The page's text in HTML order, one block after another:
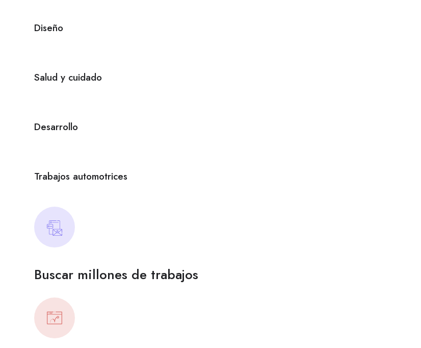
Diseño
Salud y cuidado
Desarrollo
Trabajos automotrices
Buscar millones de trabajos